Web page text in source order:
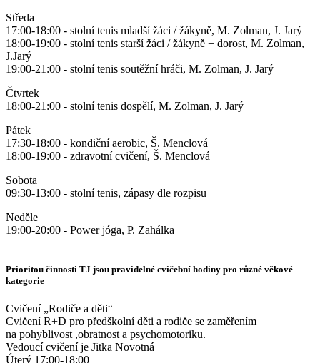
Středa
17:00-18:00 - stolní tenis mladší žáci / žákyně, M. Zolman, J. Jarý
18:00-19:00 - stolní tenis starší žáci / žákyně + dorost, M. Zolman,
J.Jarý
19:00-21:00 - stolní tenis soutěžní hráči, M. Zolman, J. Jarý
Čtvrtek
18:00-21:00 - stolní tenis dospělí, M. Zolman, J. Jarý
Pátek
17:30-18:00 - kondiční aerobic, Š. Menclová
18:00-19:00 - zdravotní cvičení, Š. Menclová
Sobota
09:30-13:00 - stolní tenis, zápasy dle rozpisu
Neděle
19:00-20:00 - Power jóga, P. Zahálka
Prioritou činnosti TJ jsou pravidelné cvičební hodiny pro různé věkové
kategorie
Cvičení „Rodiče a děti“
Cvičení R+D pro předškolní děti a rodiče se zaměřením
na pohyblivost ,obratnost a psychomotoriku.
Vedoucí cvičení je Jitka Novotná
Úterý 17:00-18:00